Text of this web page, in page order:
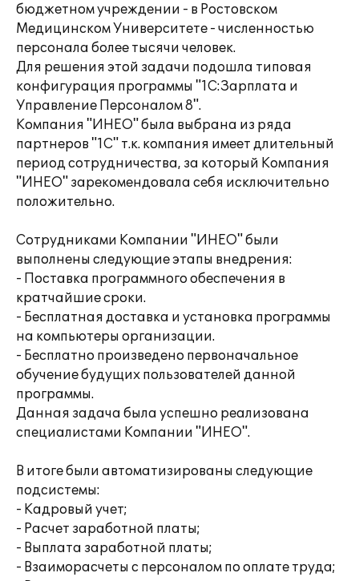
бюджетном учреждении - в Ростовском
Медицинском Университете - численностью
персонала более тысячи человек.
Для решения этой задачи подошла типовая
конфигурация программы "1С:Зарплата и
Управление Персоналом 8".
Компания "ИНЕО" была выбрана из ряда
партнеров "1С" т.к. компания имеет длительный
период сотрудничества, за который Компания
"ИНЕО" зарекомендовала себя исключительно
положительно.
Сотрудниками Компании "ИНЕО" были
выполнены следующие этапы внедрения:
- Поставка программного обеспечения в
кратчайшие сроки.
- Бесплатная доставка и установка программы
на компьютеры организации.
- Бесплатно произведено первоначальное
обучение будущих пользователей данной
программы.
Данная задача была успешно реализована
специалистами Компании "ИНЕО".
В итоге были автоматизированы следующие
подсистемы:
- Кадровый учет;
- Расчет заработной платы;
- Выплата заработной платы;
- Взаиморасчеты с персоналом по оплате труда;